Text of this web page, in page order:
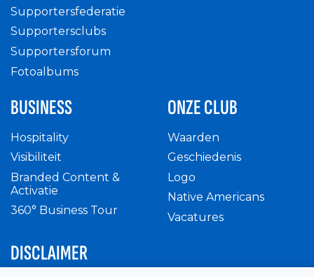
Supportersfederatie
Supportersclubs
Supportersforum
Fotoalbums
BUSINESS
Hospitality
Visibiliteit
Branded Content &
Activatie
360° Business Tour
ONZE CLUB
Waarden
Geschiedenis
Logo
Native Americans
Vacatures
DISCLAIMER